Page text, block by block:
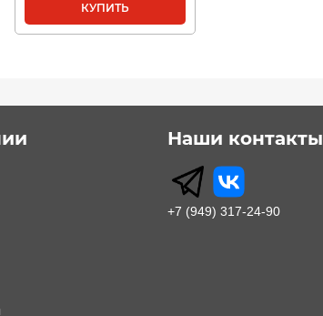
КУПИТЬ
Наши контакты
+7 (949) 317-24-90